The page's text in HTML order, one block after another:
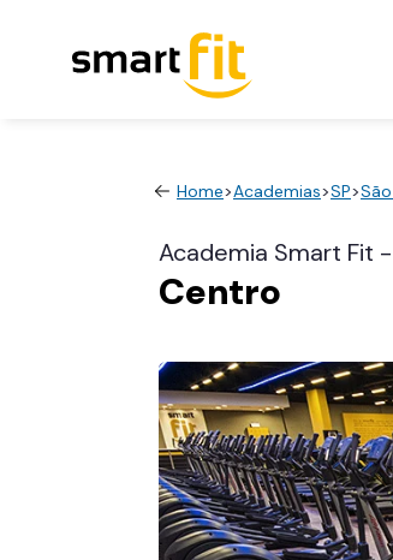
Home>Academias>SP>
Academia Smart Fit
Centro